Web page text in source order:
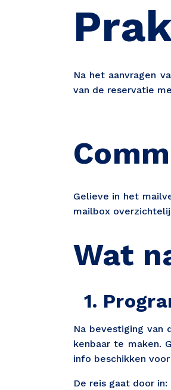
Na het aanvragen
van de reservatie
Gelieve in het
mailbox
Wat
Na bevestiging van
kenbaar te maken.
info beschikken
De reis gaat door in: